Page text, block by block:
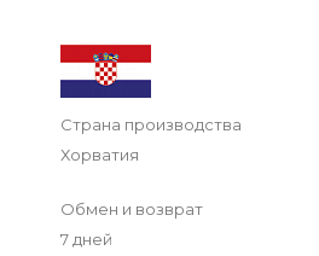
Страна производства
Хорватия
Обмен и возврат
7 дней